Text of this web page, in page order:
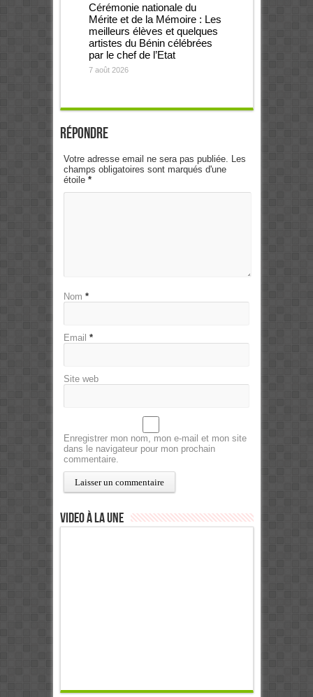
Cérémonie nationale du
Mérite et de la Mémoire : Les
meilleurs élèves et quelques
artistes du Bénin célébrées
par le chef de l’Etat
7 août 2026
Répondre
Votre adresse email ne sera pas publiée. Les
champs obligatoires sont marqués d'une
étoile *
Nom *
Email *
Site web
Enregistrer mon nom, mon e-mail et mon site
dans le navigateur pour mon prochain
commentaire.
Video à la Une